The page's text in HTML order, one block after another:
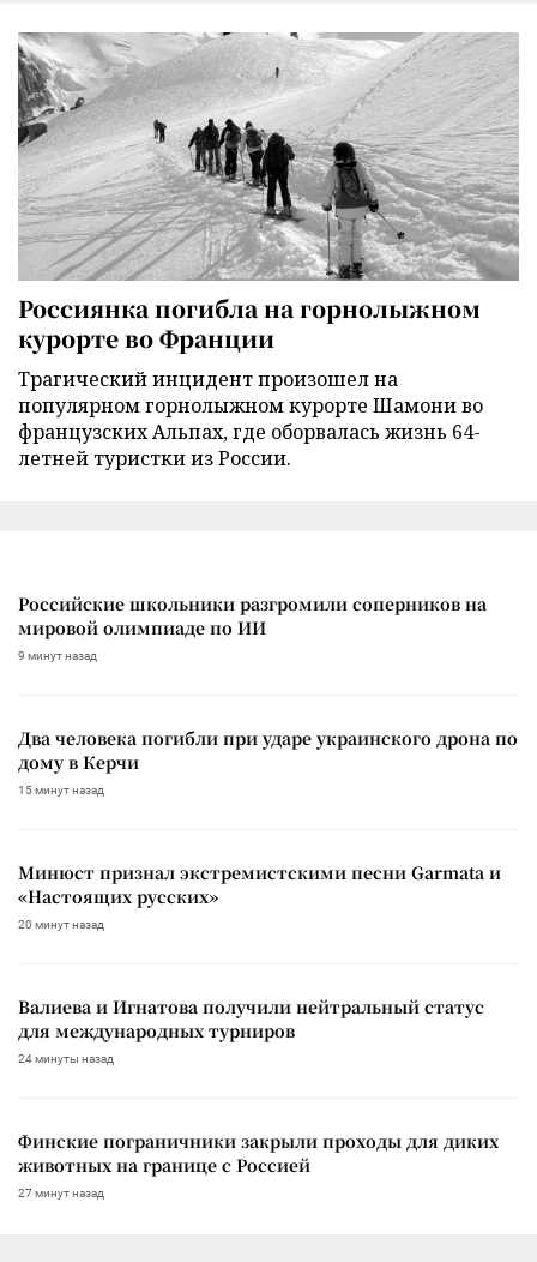
Россиянка погибла на горнолыжном
курорте во Франции
Трагический инцидент произошел на
популярном горнолыжном курорте Шамони во
французских Альпах, где оборвалась жизнь 64-
летней туристки из России.
Российские школьники разгромили соперников на
мировой олимпиаде по ИИ
9 минут назад
Два человека погибли при ударе украинского дрона по
дому в Керчи
15 минут назад
Минюст признал экстремистскими песни Garmata и
«Настоящих русских»
20 минут назад
Валиева и Игнатова получили нейтральный статус
для международных турниров
24 минуты назад
Финские пограничники закрыли проходы для диких
животных на границе с Россией
27 минут назад